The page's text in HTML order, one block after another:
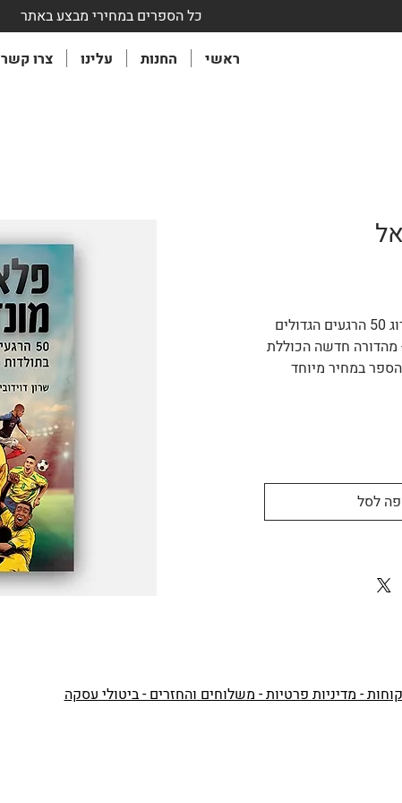
כל הספרים במחירי מבצע באתר
ראשי
החנות עלינו צרו קשר
הספר החדש עם דירוג 50 הרגעים הגדולים
מהדורה חדשה הכוללת
את קטאר 2022!הספר במחיר מיוחד
לסל
- מדיניות פרטיות - משלוחים והחזרים - ביטולי עסקה